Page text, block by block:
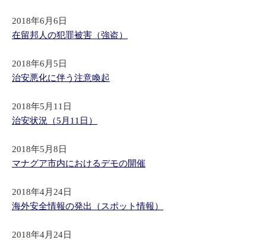
2018年6月6日
在留邦人の犯罪被害（強盗）
2018年6月5日
治安悪化に伴う注意喚起
2018年5月11日
治安状況（5月11日）
2018年5月8日
マナグア市内におけるデモの開催
2018年4月24日
海外安全情報の発出（スポット情報）
2018年4月24日